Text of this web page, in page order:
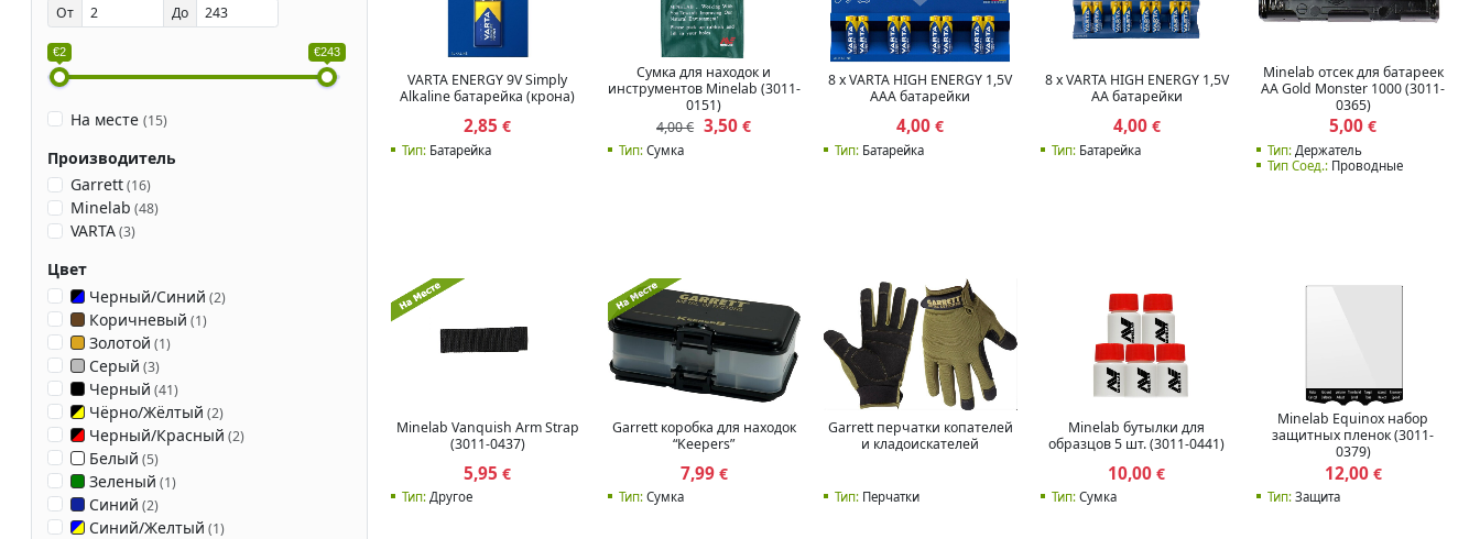
От До
€2 €243
На месте (15)
Производитель
Garrett (16)
Minelab (48)
VARTA (3)
Цвет
Черный/Синий (2)
Коричневый (1)
Золотой (1)
Серый (3)
Черный (41)
Чёрно/Жёлтый (2)
Черный/Красный (2)
Белый (5)
Зеленый (1)
Синий (2)
Синий/Желтый (1)
VARTA ENERGY 9V Simply
Alkaline батарейка (крона)
2,85 €
Тип: Батарейка
Сумка для находок и
инструментов Minelab (3011-
0151)
4,00 € 3,50 €
Тип:Сумка
8 x VARTA HIGH ENERGY 1,5V
AAA батарейки
4,00 €
Тип: Батарейка
8 x VARTA HIGH ENERGY 1,5V
AA батарейки
4,00€
Тип:Батарейка
Minelab отсек для батареек
AA Gold Monster 1000 (3011-
0365)
5,00 €
Тип: Держатель
Тип Соед.: Проводные
Minelab Vanquish Arm Strap
(3011-0437)
5,95 €
Тип: Другое
Garrett коробка для находок
“Keepers”
7,99€
Тип:Сумка
Garrett перчатки копателей
и кладоискателей
Тип: Перчатки
Minelab бутылки для
образцов 5 шт. (3011-0441)
10,00 €
Тип:Сумка
Minelab Equinox набор
защитных пленок (3011-
0379)
12,00€
Тип: Защита